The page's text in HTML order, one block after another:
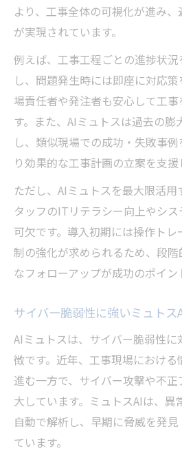
より、工事全体の可視化が進み
が実現されています。
例えば、工事工程ごとの進捗状
し、問題発生時には即座に対応
場責任者や発注者も安心して工
す。また、AIミュトスは過去の
し、類似現場での成功・失敗事
り効果的な工事計画の立案を支援
ただし、AIミュトスを最大限活
タッフのITリテラシー向上やシ
可欠です。導入初期には操作ト
制の強化が求められるため、段
なフォローアップが成功のポイン
サイバー脆弱性に強いミュトス
AIミュトスは、サイバー脆弱性
徴です。近年、工事現場におけ
進む一方で、サイバー攻撃や不
大しています。ミュトスAIは、異
自動で解析し、早期に脅威を発
ています。